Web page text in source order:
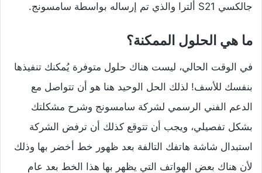
جالكسي S21 ألترا والذي تم إرساله بواسطة سامسونج.
ما هي الحلول الممكنة؟
في الوقت الحالي، ليست هناك حلول متوفرة يُمكنك تنفيذها
بنفسك للأسف! لذلك الحل الوحيد هنا هو أن تتواصل مع
الدعم الفني الرسمي لشركة سامسونج وشرح مشكلتك
بشكل تفصيلي، ويجب أن تتوقع كذلك أن ترفض الشركة
استبدال شاشة هاتفك التالفة بعد ظهور خط أخضر بها وذلك
لأن هناك بعض الهواتف التي يظهر بها هذا الخط بعد عام